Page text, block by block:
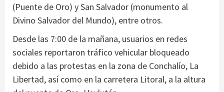
(Puente de Oro) y San Salvador (monumento al
Divino Salvador del Mundo), entre otros.
Desde las 7:00 de la mañana, usuarios en redes
sociales reportaron tráfico vehicular bloqueado
debido a las protestas en la zona de Conchalío, La
Libertad, así como en la carretera Litoral, a la altura